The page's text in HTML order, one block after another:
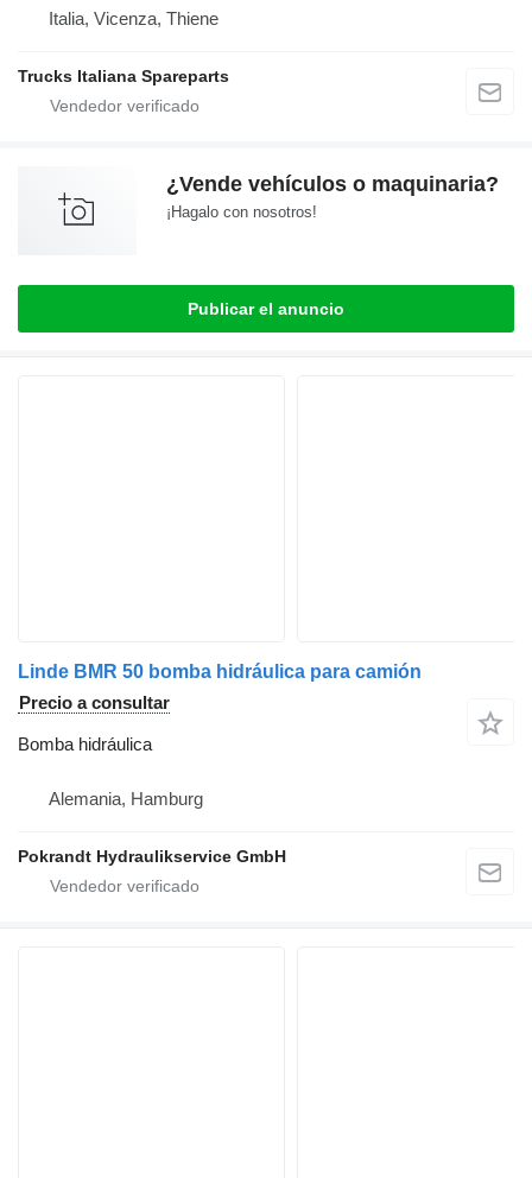
Italia, Vicenza, Thiene
Trucks Italiana Spareparts
¿Vende vehículos o maquinaria?
¡Hagalo con nosotros!
Publicar el anuncio
Linde BMR 50 bomba hidráulica para camión
Precio a consultar
Bomba hidráulica
Alemania, Hamburg
Pokrandt Hydraulikservice GmbH